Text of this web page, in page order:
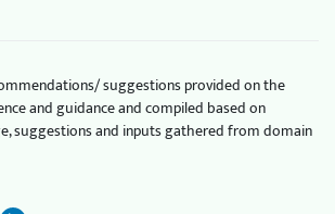
suggestions provided on the
and guidance and compiled based on
suggestions and inputs gathered from domain